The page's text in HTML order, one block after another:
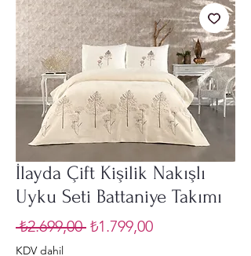
İlayda Çift Kişilik Nakışlı
Uyku Seti Battaniye Takımı
₺2.699,00 Normal
₺1.799,00İndirimli
KDV dahil